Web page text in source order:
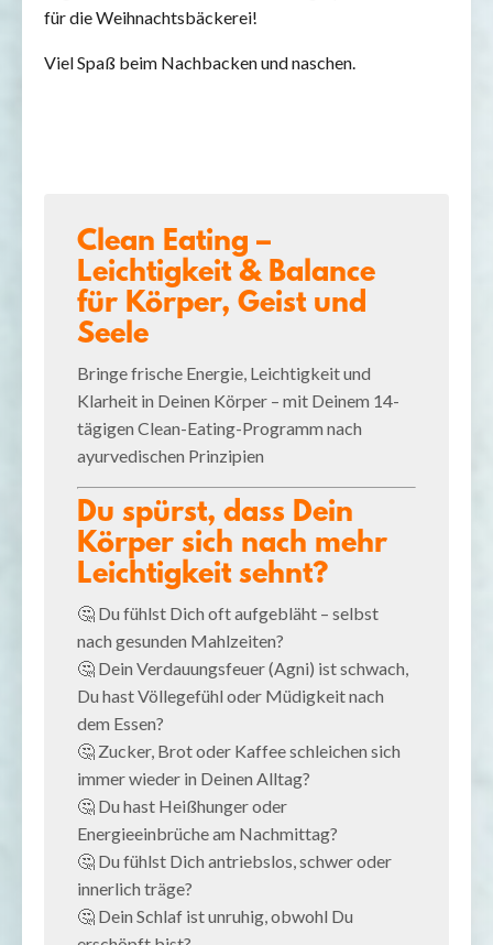
für die Weihnachtsbäckerei!
Viel Spaß beim Nachbacken und naschen.
Clean Eating –
Leichtigkeit & Balance
für Körper, Geist und
Seele
Bringe frische Energie, Leichtigkeit und
Klarheit in Deinen Körper – mit Deinem 14-
tägigen Clean-Eating-Programm nach
ayurvedischen Prinzipien
Du spürst, dass Dein
Körper sich nach mehr
Leichtigkeit sehnt?
🤔 Du fühlst Dich oft aufgebläht – selbst
nach gesunden Mahlzeiten?
🤔 Dein Verdauungsfeuer (Agni) ist schwach,
Du hast Völlegefühl oder Müdigkeit nach
dem Essen?
🤔 Zucker, Brot oder Kaffee schleichen sich
immer wieder in Deinen Alltag?
🤔 Du hast Heißhunger oder
Energieeinbrüche am Nachmittag?
🤔 Du fühlst Dich antriebslos, schwer oder
innerlich träge?
🤔 Dein Schlaf ist unruhig, obwohl Du